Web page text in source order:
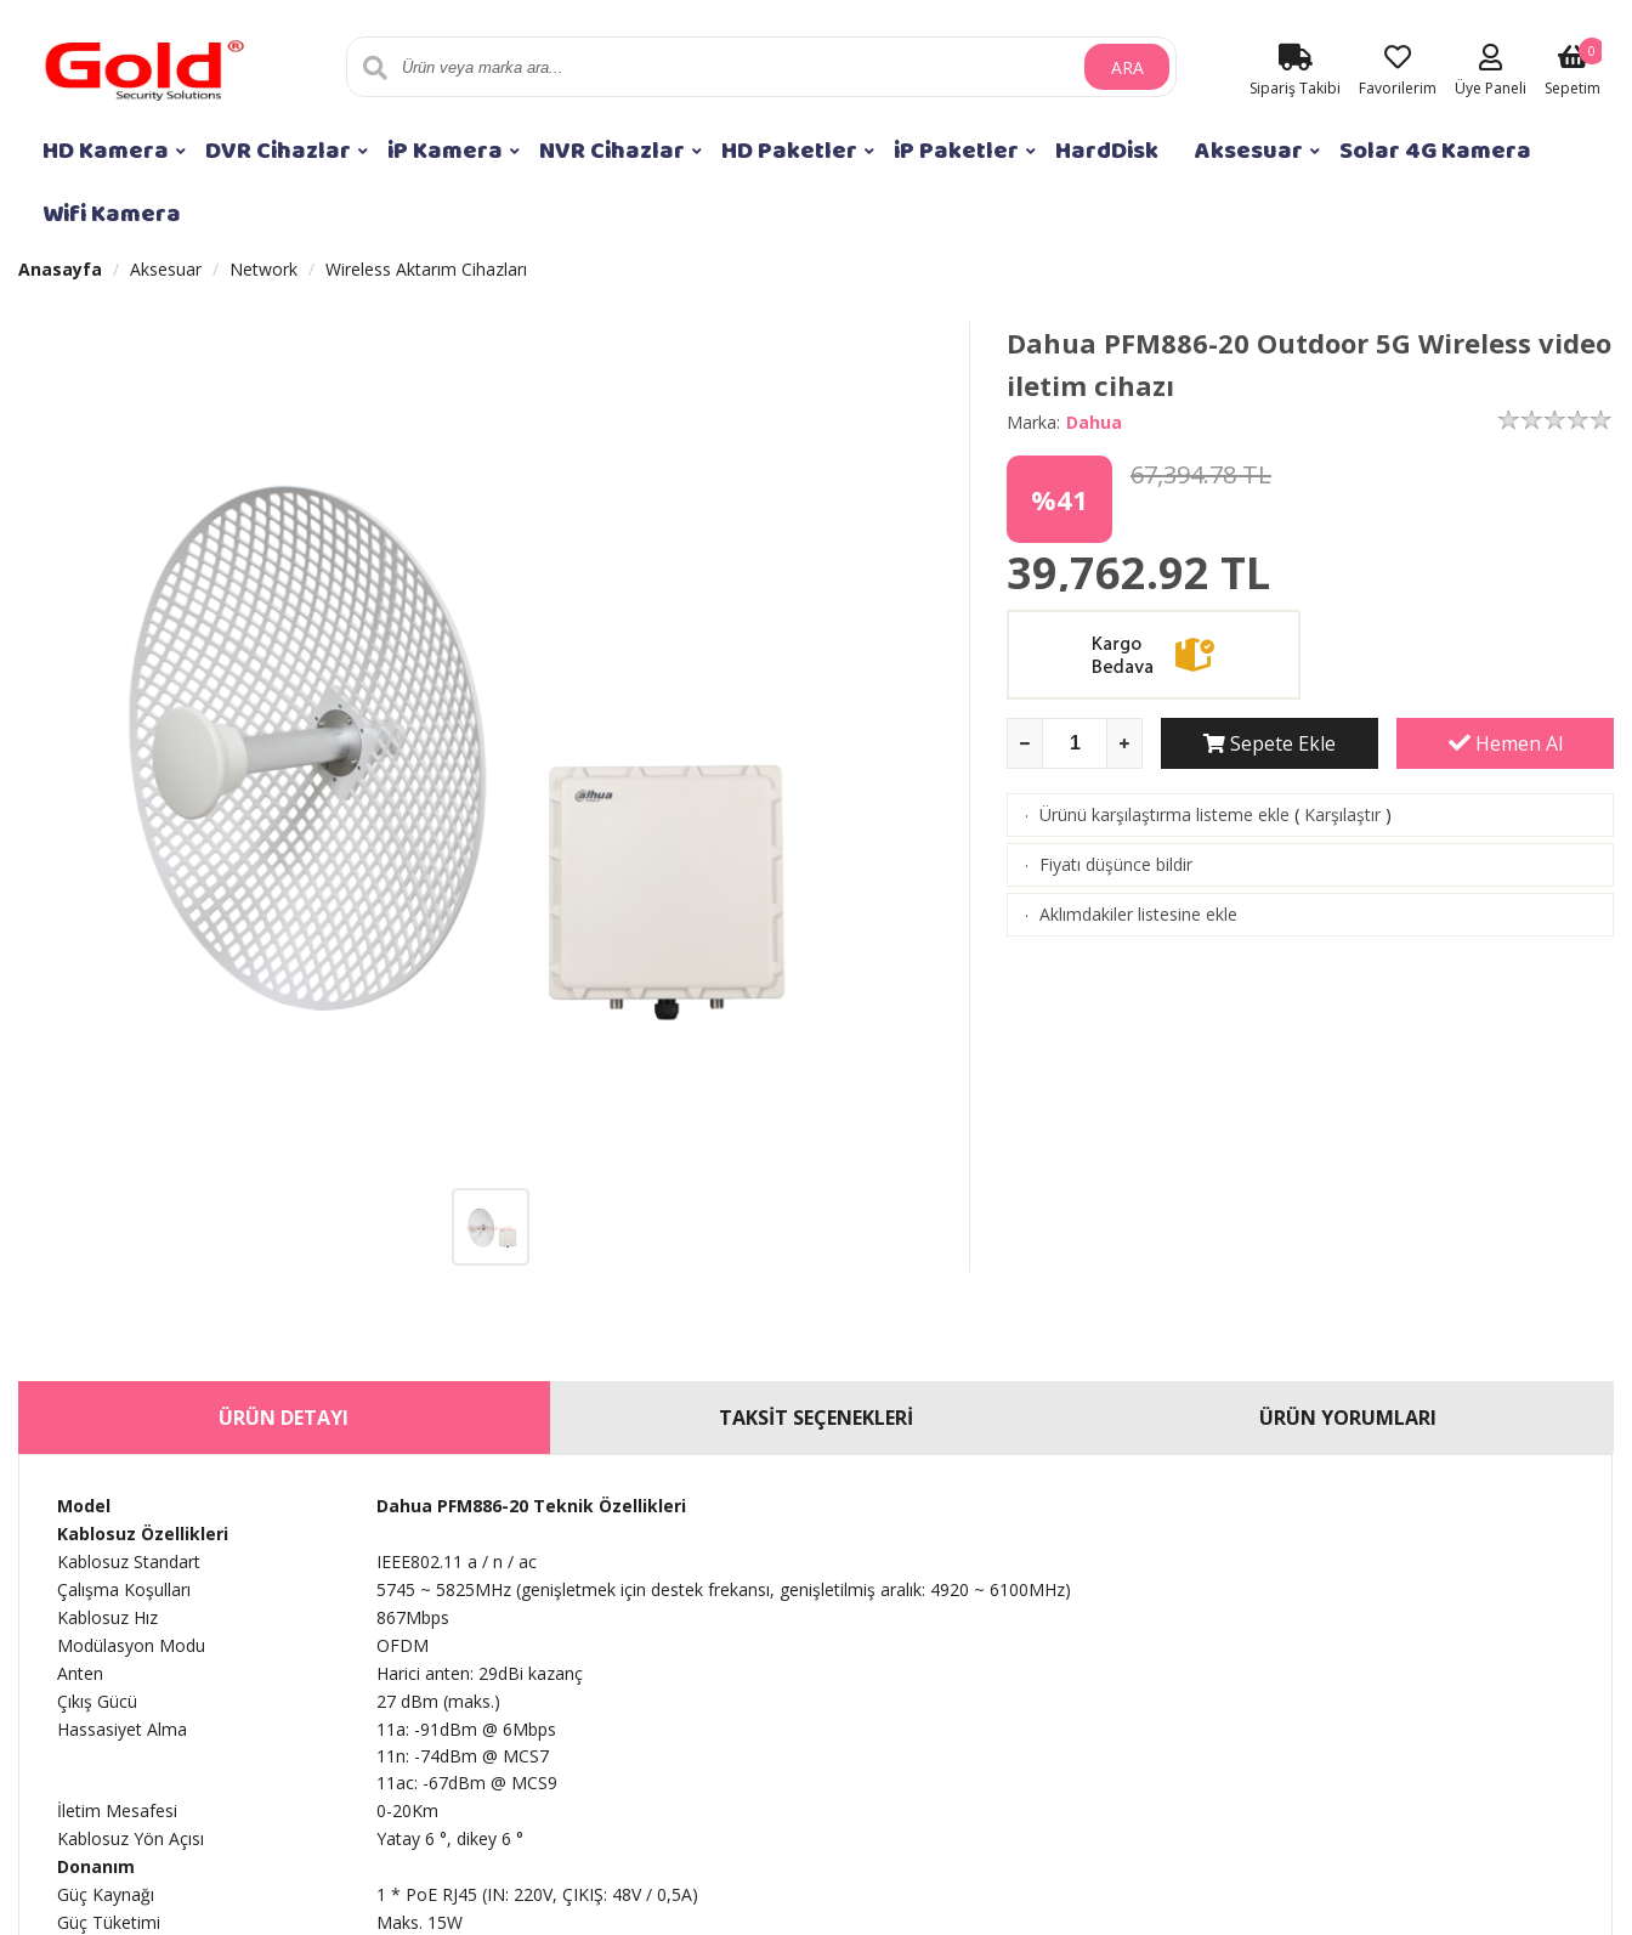
ARA
Sipariş Takibi Favorilerim Üye Paneli Sepetim
0
HD Kamera DVR Cihazlar iP Kamera NVR Cihazlar HD Paketler iP Paketler HardDisk Aksesuar
Solar 4G Kamera
Wifi Kamera
Anasayfa Aksesuar Network Wireless Aktarım Cihazları
Dahua PFM886-20 Outdoor 5G Wireless video
iletim cihazı
Marka: Dahua
%41
67,394.78 TL
39,762.92 TL
Sepete Ekle Hemen Al
· Ürünü karşılaştırma listeme ekle ( Karşılaştır )
· Fiyatı düşünce bildir
· Aklımdakiler listesine ekle
ÜRÜN DETAYI TAKSİT SEÇENEKLERİ ÜRÜN YORUMLARI
Model
Dahua PFM886-20 Teknik Özellikleri
Kablosuz Özellikleri
Kablosuz Standart
IEEE802.11 a / n / ac
Çalışma Koşulları
5745 ~ 5825MHz (genişletmek için destek frekansı, genişletilmiş aralık: 4920 ~ 6100MHz)
Kablosuz Hız
867Mbps
Modülasyon Modu
OFDM
Anten
Harici anten: 29dBi kazanç
Çıkış Gücü
27 dBm (maks.)
Hassasiyet Alma
11a: -91dBm @ 6Mbps
11n: -74dBm @ MCS7
11ac: -67dBm @ MCS9
İletim Mesafesi
0-20Km
Kablosuz Yön Açısı
Yatay 6 °, dikey 6 °
Donanım
Güç Kaynağı
1 * PoE RJ45 (IN: 220V, ÇIKIŞ: 48V / 0,5A)
Güç Tüketimi
Maks. 15W